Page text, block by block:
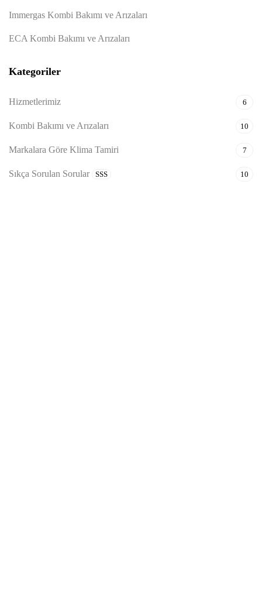
Immergas Kombi Bakımı ve Arızaları
ECA Kombi Bakımı ve Arızaları
Kategoriler
Hizmetlerimiz 6
Kombi Bakımı ve Arızaları 10
Markalara Göre Klima Tamiri 7
Sıkça Sorulan Sorular SSS 10